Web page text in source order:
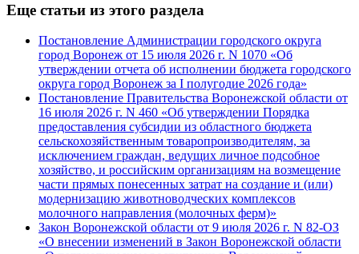
Еще статьи из этого раздела
Постановление Администрации городского округа
город Воронеж от 15 июля 2026 г. N 1070 «Об
утверждении отчета об исполнении бюджета городского
округа город Воронеж за I полугодие 2026 года»
Постановление Правительства Воронежской области от
16 июля 2026 г. N 460 «Об утверждении Порядка
предоставления субсидии из областного бюджета
сельскохозяйственным товаропроизводителям, за
исключением граждан, ведущих личное подсобное
хозяйство, и российским организациям на возмещение
части прямых понесенных затрат на создание и (или)
модернизацию животноводческих комплексов
молочного направления (молочных ферм)»
Закон Воронежской области от 9 июля 2026 г. N 82-ОЗ
«О внесении изменений в Закон Воронежской области